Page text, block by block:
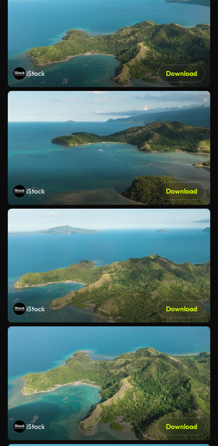
iStock Download
iStock Download
iStock Download
iStock Download